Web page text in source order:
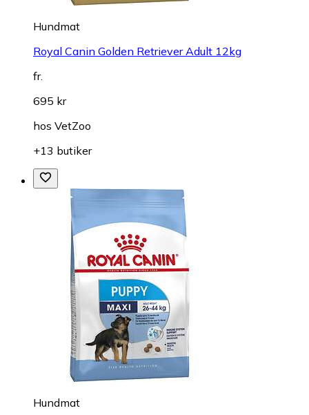
Hundmat
Royal Canin Golden Retriever Adult 12kg
fr.
695 kr
hos VetZoo
+13 butiker
Hundmat